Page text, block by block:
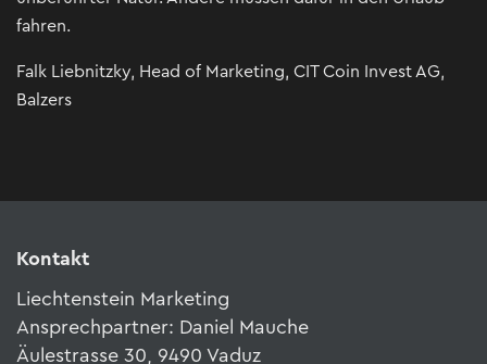
fahren.
Falk Liebnitzky, Head of Marketing, CIT Coin Invest AG,
Balzers
Kontakt
Liechtenstein Marketing
Ansprechpartner: Daniel Mauche
Äulestrasse 30, 9490 Vaduz